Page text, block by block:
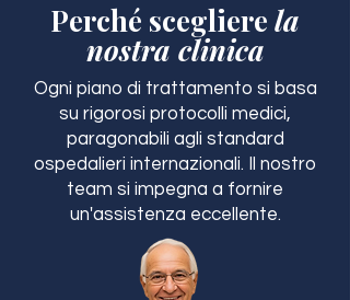
Perché scegliere la
nostra clinica
Ogni piano di trattamento si basa
su rigorosi protocolli medici,
paragonabili agli standard
ospedalieri internazionali. Il nostro
team si impegna a fornire
un'assistenza eccellente.